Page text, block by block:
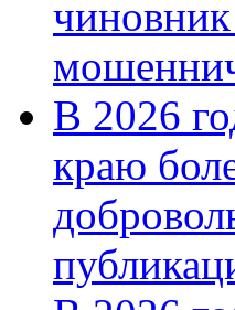
В 2026
краю